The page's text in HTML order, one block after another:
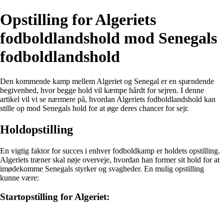
Opstilling for Algeriets
fodboldlandshold mod Senegals
fodboldlandshold
Den kommende kamp mellem Algeriet og Senegal er en spændende
begivenhed, hvor begge hold vil kæmpe hårdt for sejren. I denne
artikel vil vi se nærmere på, hvordan Algeriets fodboldlandshold kan
stille op mod Senegals hold for at øge deres chancer for sejr.
Holdopstilling
En vigtig faktor for succes i enhver fodboldkamp er holdets opstilling.
Algeriets træner skal nøje overveje, hvordan han former sit hold for at
imødekomme Senegals styrker og svagheder. En mulig opstilling
kunne være:
Startopstilling for Algeriet: